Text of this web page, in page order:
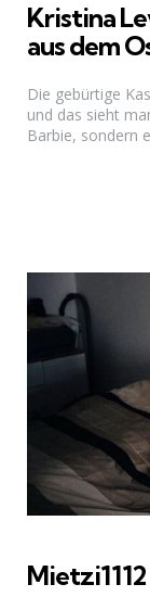
Kristina
aus dem
Die gebürtige
und das sieht
Barbie, sondern